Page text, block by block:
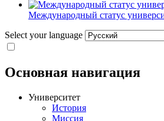
Международный статус
Select your language
Основная навигация
Университет
История
Миссия